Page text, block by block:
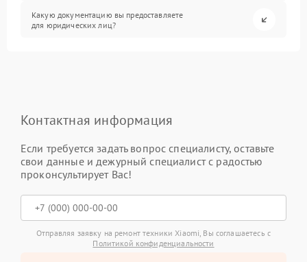
Какую документацию вы предоставляете
для юридических лиц?
Контактная информация
Если требуется задать вопрос специалисту, оставьте
свои данные и дежурный специалист с радостью
проконсультирует Вас!
Отправляя заявку на ремонт техники Xiaomi, Вы соглашаетесь с
Политикой конфиденциальности